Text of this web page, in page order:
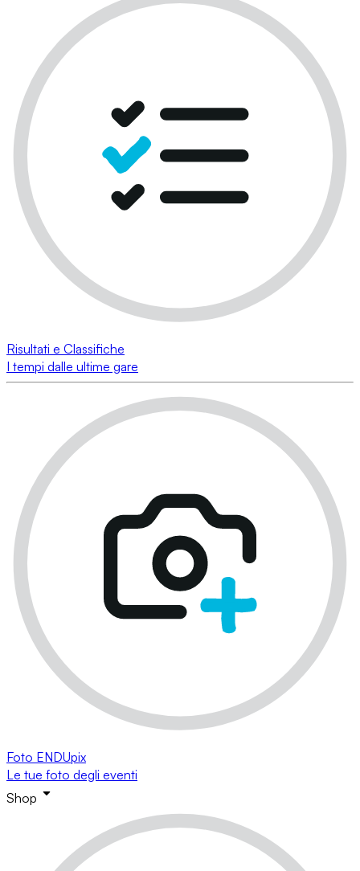
Risultati e Classifiche
I tempi dalle ultime gare
Foto ENDUpix
Le tue foto degli eventi
Shop